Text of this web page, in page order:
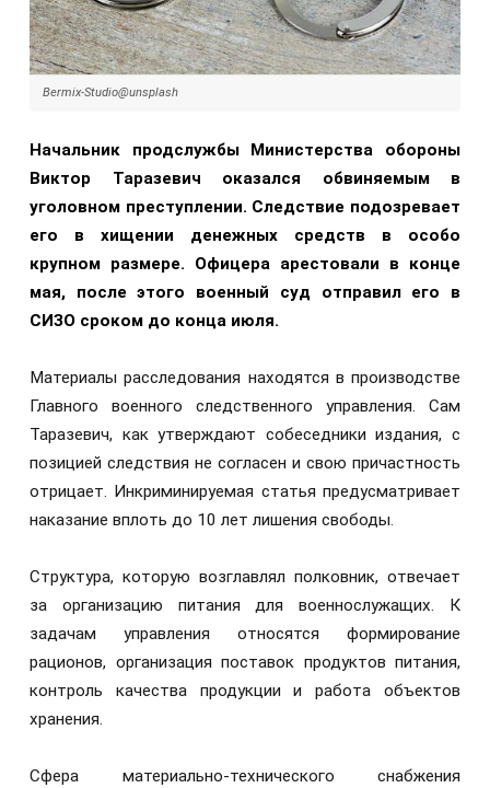
Bermix-Studio@unsplash
Начальник продслужбы Министерства обороны
Виктор Таразевич оказался обвиняемым в
уголовном преступлении. Следствие подозревает
его в хищении денежных средств в особо
крупном размере. Офицера арестовали в конце
мая, после этого военный суд отправил его в
СИЗО сроком до конца июля.
Материалы расследования находятся в производстве
Главного военного следственного управления. Сам
Таразевич, как утверждают собеседники издания, с
позицией следствия не согласен и свою причастность
отрицает. Инкриминируемая статья предусматривает
наказание вплоть до 10 лет лишения свободы.
Структура, которую возглавлял полковник, отвечает
за организацию питания для военнослужащих. К
задачам управления относятся формирование
рационов, организация поставок продуктов питания,
контроль качества продукции и работа объектов
хранения.
Сфера материально-технического снабжения